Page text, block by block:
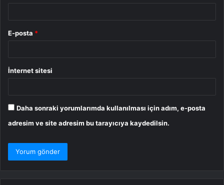
E-posta *
İnternet sitesi
Daha sonraki yorumlarımda kullanılması için adım, e-posta
adresim ve site adresim bu tarayıcıya kaydedilsin.